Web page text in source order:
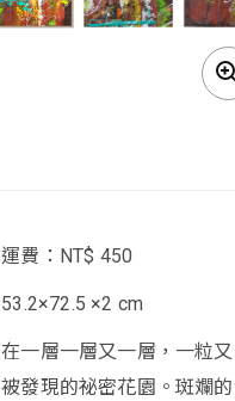
運費：NT$ 450
53.2×72.5 ×2 cm
在一層一層又一層，一粒
被發現的祕密花園。斑斕